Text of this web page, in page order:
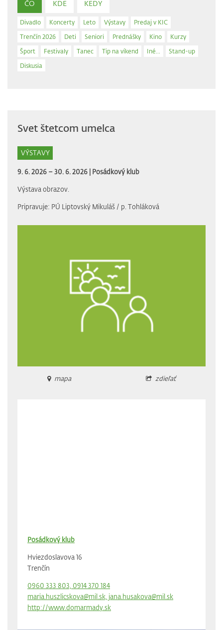
ČO KDE KEDY
Divadlo Koncerty Leto Výstavy
Predaj v KIC
Trenčín 2026
Deti Seniori Prednášky Kino
Kurzy
Šport
Festivaly Tanec Tip na víkend Iné...
Stand-up
Diskusia
Svet štetcom umelca
VÝSTAVY
9. 6. 2026 – 30. 6. 2026 | Posádkový klub
Výstava obrazov.
Pripravuje: PÚ Liptovský Mikuláš / p. Tohláková
mapa zdieľať
Posádkový klub
Hviezdoslavova 16
Trenčín
0960 333 803, 0914 370 184
maria.huszlicskova@mil.sk, jana.husakova@mil.sk
http://www.domarmady.sk